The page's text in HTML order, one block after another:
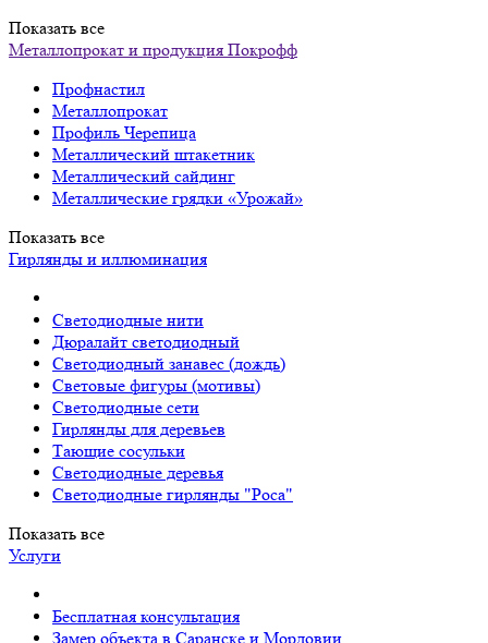
Показать все
Металлопрокат и продукция Покрофф
Профнастил
Металлопрокат
Профиль Черепица
Металлический штакетник
Металлический сайдинг
Металлические грядки «Урожай»
Показать все
Гирлянды и иллюминация
Светодиодные нити
Дюралайт светодиодный
Светодиодный занавес (дождь)
Световые фигуры (мотивы)
Светодиодные сети
Гирлянды для деревьев
Тающие сосульки
Светодиодные деревья
Светодиодные гирлянды "Роса"
Показать все
Услуги
Бесплатная консультация
Замер объекта в Саранске и Мордовии